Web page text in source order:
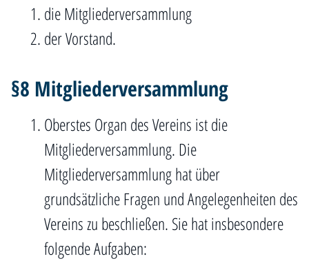
die Mitgliederversammlung
der Vorstand.
§8 Mitgliederversammlung
Oberstes Organ des Vereins ist die
Mitgliederversammlung. Die
Mitgliederversammlung hat über
grundsätzliche Fragen und Angelegenheiten des
Vereins zu beschließen. Sie hat insbesondere
folgende Aufgaben: